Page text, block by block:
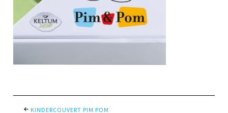
KINDERCOUVERT PIM POM